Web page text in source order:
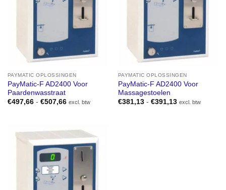
PAYMATIC OPLOSSINGEN
PayMatic-F AD2400 Voor
Paardenwasstraat
€497,66 - €507,66Prijsklasse:
excl. btw
PAYMATIC OPLOSSINGEN
PayMatic-F AD2400 Voor
Massagestoelen
€381,13 - €391,13Prijsklasse:
excl. btw